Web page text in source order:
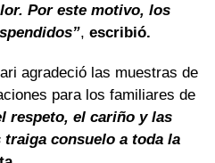
Por este motivo, los
, escribió.
agradeció las muestras de
para los familiares de
respeto, el cariño y las
consuelo a toda la